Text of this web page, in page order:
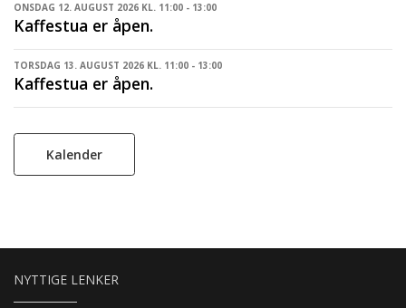
ONSDAG 12. AUGUST 2026 KL. 11:00 - 13:00
Kaffestua er åpen.
TORSDAG 13. AUGUST 2026 KL. 11:00 - 13:00
Kaffestua er åpen.
Kalender
NYTTIGE LENKER